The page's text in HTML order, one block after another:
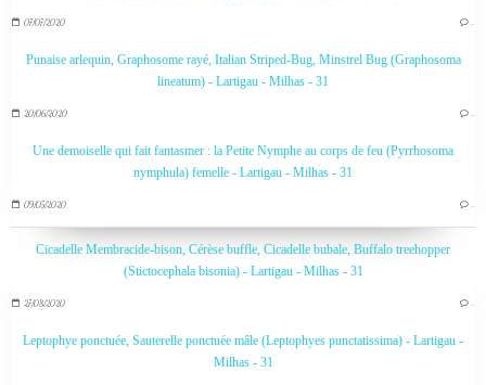
07/07/2020 …
Punaise arlequin, Graphosome rayé, Italian Striped-Bug, Minstrel Bug (Graphosoma
lineatum) - Lartigau - Milhas - 31
20/06/2020 …
Une demoiselle qui fait fantasmer : la Petite Nymphe au corps de feu (Pyrrhosoma
nymphula) femelle - Lartigau - Milhas - 31
09/05/2020 …
Cicadelle Membracide-bison, Cérèse buffle, Cicadelle bubale, Buffalo treehopper
(Stictocephala bisonia) - Lartigau - Milhas - 31
27/08/2020 …
Leptophye ponctuée, Sauterelle ponctuée mâle (Leptophyes punctatissima) - Lartigau -
Milhas - 31